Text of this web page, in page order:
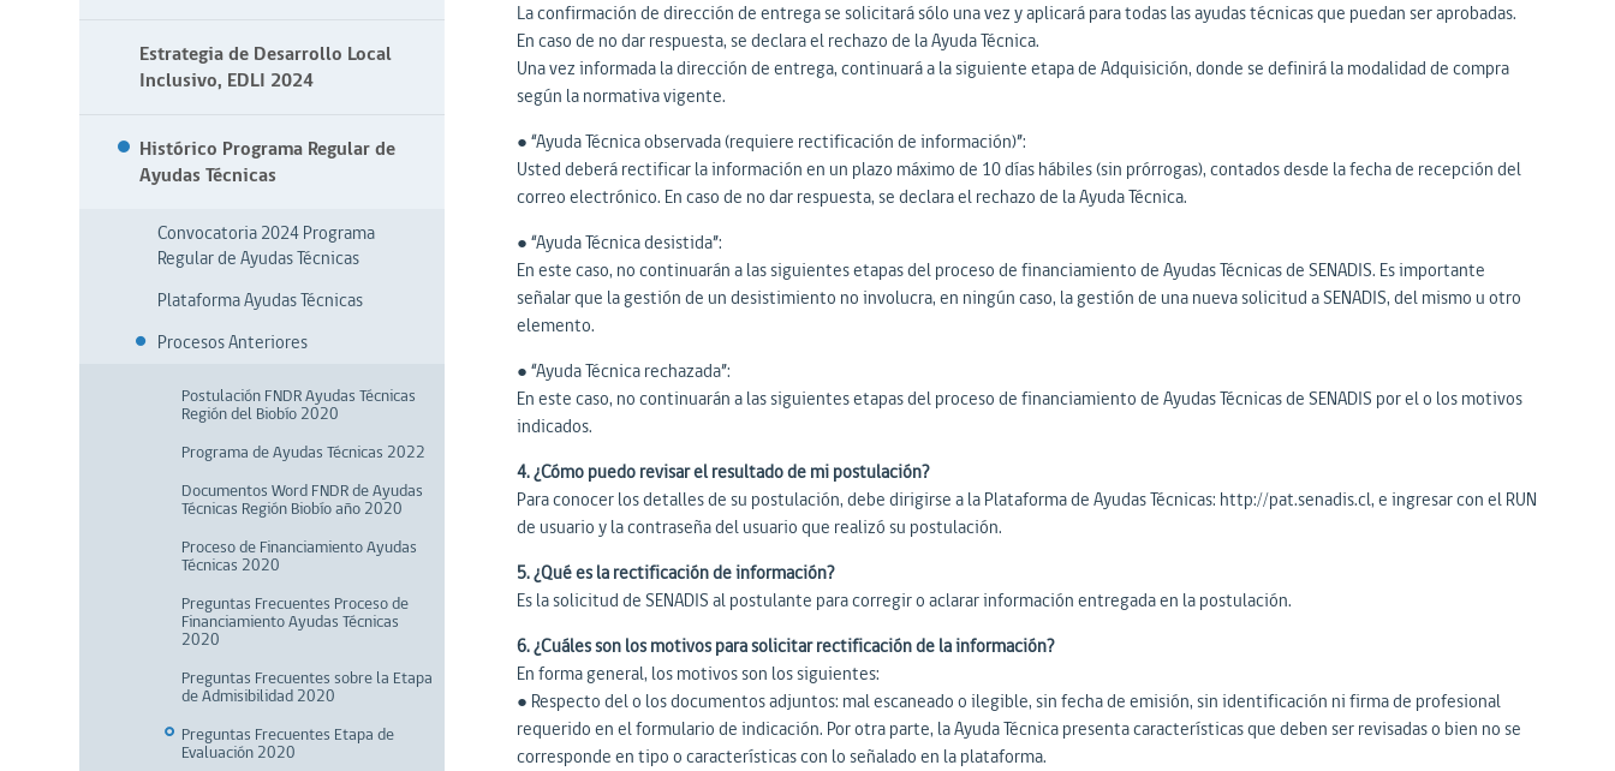
Estrategia de Desarrollo Local
Inclusivo, EDLI 2024
Histórico Programa Regular de
Ayudas Técnicas
Convocatoria 2024 Programa
Regular de Ayudas Técnicas
Plataforma Ayudas Técnicas
Procesos Anteriores
Postulación FNDR Ayudas Técnicas
Región del Biobío 2020
Programa de Ayudas Técnicas 2022
Documentos Word FNDR de Ayudas
Técnicas Región Biobío año 2020
Proceso de Financiamiento Ayudas
Técnicas 2020
Preguntas Frecuentes Proceso de
Financiamiento Ayudas Técnicas
2020
Preguntas Frecuentes sobre la Etapa
de Admisibilidad 2020
Preguntas Frecuentes Etapa de
Evaluación 2020
La confirmación de dirección de entrega se solicitará sólo una vez y aplicará para todas las ayudas técnicas que puedan ser aprobadas.
En caso de no dar respuesta, se declara el rechazo de la Ayuda Técnica.
Una vez informada la dirección de entrega, continuará a la siguiente etapa de Adquisición, donde se definirá la modalidad de compra
según la normativa vigente.
● “Ayuda Técnica observada (requiere rectificación de información)”:
Usted deberá rectificar la información en un plazo máximo de 10 días hábiles (sin prórrogas), contados desde la fecha de recepción del
correo electrónico. En caso de no dar respuesta, se declara el rechazo de la Ayuda Técnica.
● “Ayuda Técnica desistida”:
En este caso, no continuarán a las siguientes etapas del proceso de financiamiento de Ayudas Técnicas de SENADIS. Es importante
señalar que la gestión de un desistimiento no involucra, en ningún caso, la gestión de una nueva solicitud a SENADIS, del mismo u otro
elemento.
● “Ayuda Técnica rechazada”:
En este caso, no continuarán a las siguientes etapas del proceso de financiamiento de Ayudas Técnicas de SENADIS por el o los motivos
indicados.
4. ¿Cómo puedo revisar el resultado de mi postulación?
Para conocer los detalles de su postulación, debe dirigirse a la Plataforma de Ayudas Técnicas: http://pat.senadis.cl, e ingresar con el RUN
de usuario y la contraseña del usuario que realizó su postulación.
5. ¿Qué es la rectificación de información?
Es la solicitud de SENADIS al postulante para corregir o aclarar información entregada en la postulación.
6. ¿Cuáles son los motivos para solicitar rectificación de la información?
En forma general, los motivos son los siguientes:
● Respecto del o los documentos adjuntos: mal escaneado o ilegible, sin fecha de emisión, sin identificación ni firma de profesional
requerido en el formulario de indicación. Por otra parte, la Ayuda Técnica presenta características que deben ser revisadas o bien no se
corresponde en tipo o características con lo señalado en la plataforma.